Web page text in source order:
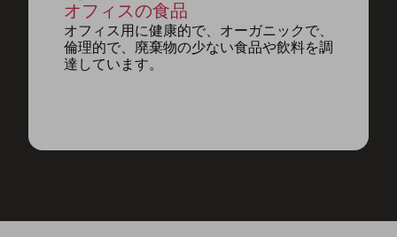
オフィスの食品
オフィス用に健康的で、オーガニックで、
倫理的で、廃棄物の少ない食品や飲料を調
達しています。